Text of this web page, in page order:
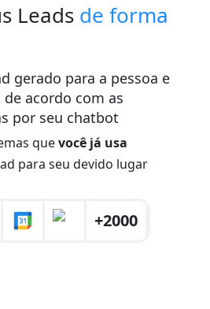
Leads de forma
gerado para a pessoa e
acordo com as
por seu chatbot
quevocê já usa
para seu devido lugar
+2000